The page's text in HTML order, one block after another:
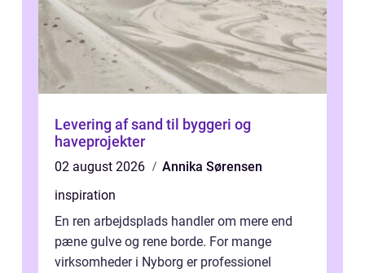
Levering af sand til byggeri og
haveprojekter
02 august 2026
Annika Sørensen
inspiration
En ren arbejdsplads handler om mere end
pæne gulve og rene borde. For mange
virksomheder i Nyborg er professionel